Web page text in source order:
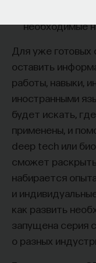
необходимые
Для уже готовых
оставить
работы, навыки,
иностранными
будет искать,
применены, и
deep tech или
сможет
набирается
и
как развить
запущена серия
о разных